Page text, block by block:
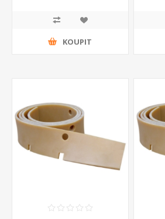
KOUPIT